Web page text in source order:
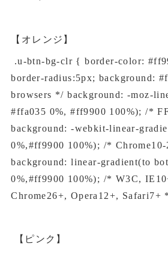
【オレンジ】
.u-btn-bg-clr { border-color:
border-radius:5px; background:
browsers */ background: -moz-
#ffa035 0%, #ff9900 100%); /*
background: -webkit-linear-
0%,#ff9900 100%); /*
background: linear-gradient(to
0%,#ff9900 100%); /* W3C,
Chrome26+, Opera12+, Safari7+
【ピンク】